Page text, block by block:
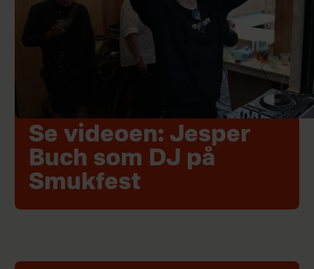
Se videoen: Jesper
Buch som DJ på
Smukfest